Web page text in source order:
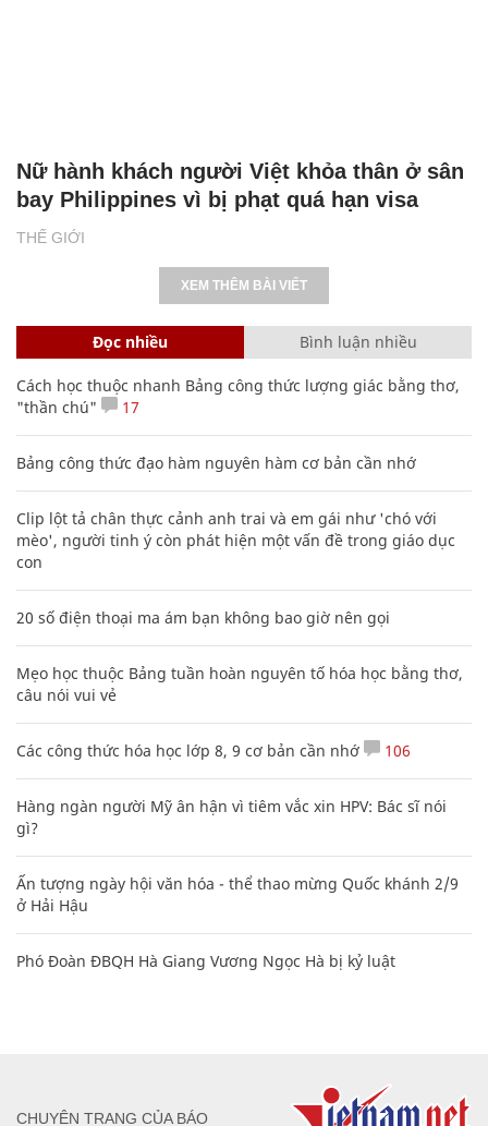
THẾ GIỚI
Nữ hành khách người Việt khỏa thân ở sân
bay Philippines vì bị phạt quá hạn visa
XEM THÊM BÀI VIẾT
Đọc nhiều Bình luận nhiều
Cách học thuộc nhanh Bảng công thức lượng giác bằng thơ,
"thần chú"
17
Bảng công thức đạo hàm nguyên hàm cơ bản cần nhớ
Clip lột tả chân thực cảnh anh trai và em gái như 'chó với
mèo', người tinh ý còn phát hiện một vấn đề trong giáo dục
con
20 số điện thoại ma ám bạn không bao giờ nên gọi
Mẹo học thuộc Bảng tuần hoàn nguyên tố hóa học bằng thơ,
câu nói vui vẻ
Các công thức hóa học lớp 8, 9 cơ bản cần nhớ 106
Hàng ngàn người Mỹ ân hận vì tiêm vắc xin HPV: Bác sĩ nói
gì?
Ấn tượng ngày hội văn hóa - thể thao mừng Quốc khánh 2/9
ở Hải Hậu
Phó Đoàn ĐBQH Hà Giang Vương Ngọc Hà bị kỷ luật
CHUYÊN TRANG CỦA BÁO